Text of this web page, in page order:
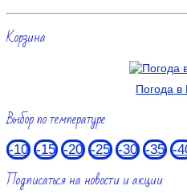
Корзина
Погода в
Выбор по температуре
-10 -15 -20 -25 -30 -35 -
Подписаться на новости и акции